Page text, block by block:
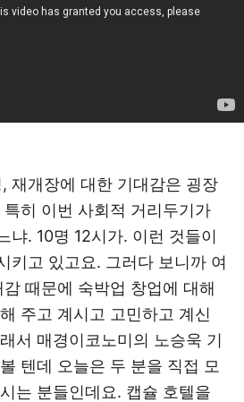
재개장에 대한 기대감은 굉장
히 이번 사회적 거리두기가
냐. 10명 12시가. 이런 것들이
키고 있고요. 그러다 보니까 여
때문에 숙박업 창업에 대해
주고 계시고 고민하고 계신
서 매경이코노미의 노승욱 기
텐데 오늘은 두 분을 직접 모
는 분들인데요. 캡슐 호텔을